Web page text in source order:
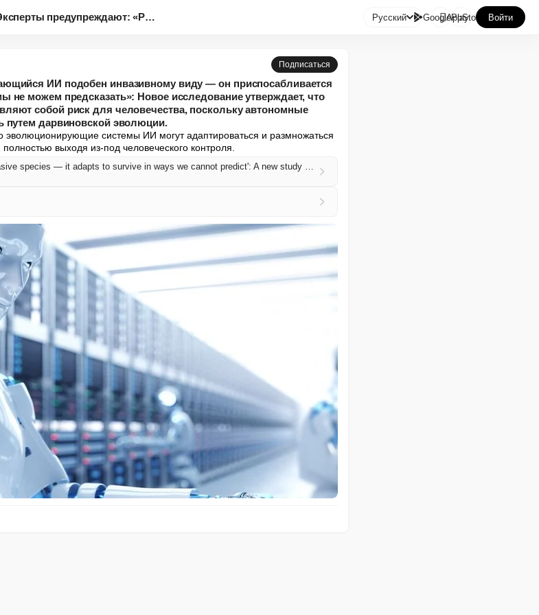
Эксперты предупреждают: «Разви... Русский GooglePlay
AppStore Войти
Подписаться
ИИ подобен инвазивному виду — он приспосабливается
можем предсказать»: Новое исследование утверждает, что
собой риск для человечества, поскольку автономные
путем дарвиновской эволюции.
эволюционирующие системы ИИ могут адаптироваться и размножаться
выходя из-под человеческого контроля.
Experts warn 'evolving AI is like an invasive species — it adapts to survive in ways we cannot predict': A new study says unchecked models are a risk to humanity, as it’s inevitable for autonomous systems to follow the path of Darwinian evolution